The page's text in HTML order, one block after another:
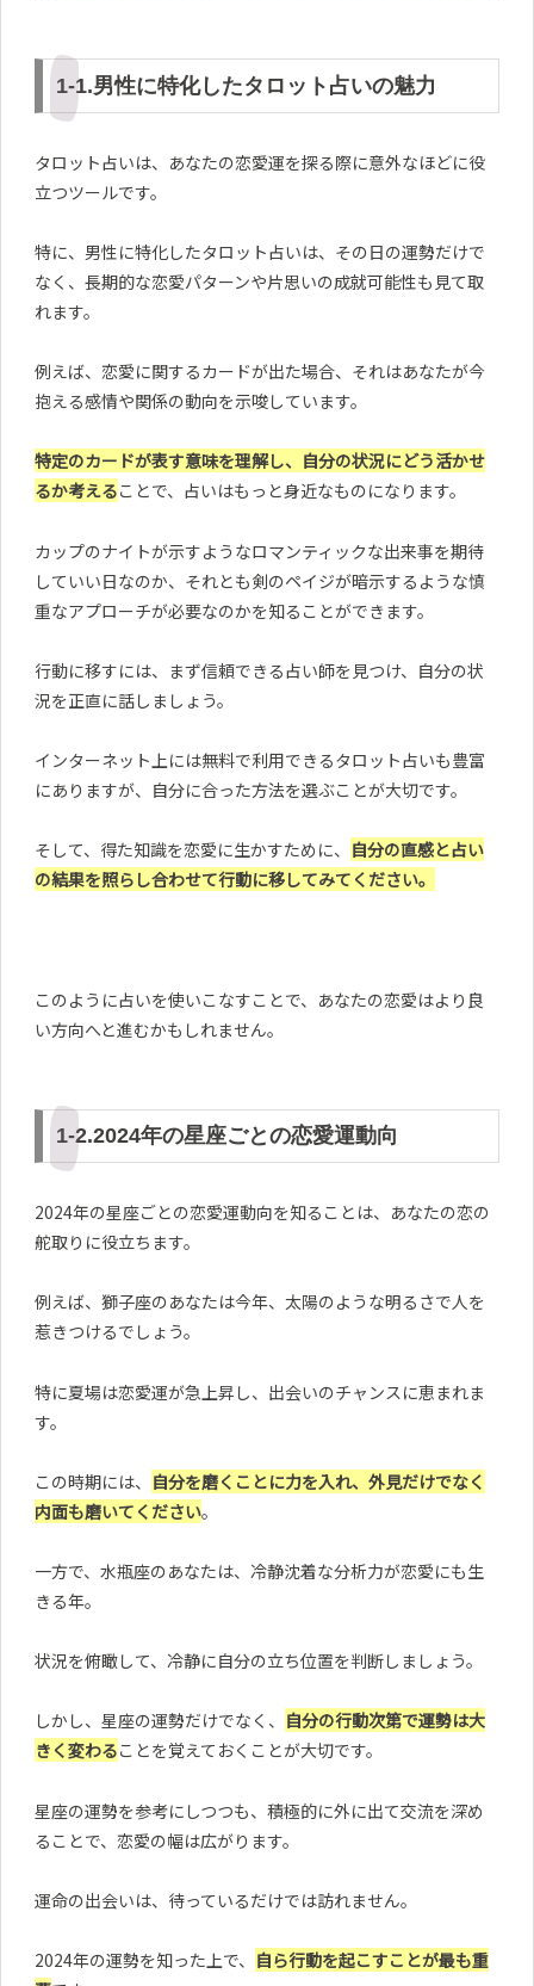
1-1.男性に特化したタロット占いの魅力
タロット占いは、あなたの恋愛運を探る際に意外なほどに役
立つツールです。
特に、男性に特化したタロット占いは、その日の運勢だけで
なく、長期的な恋愛パターンや片思いの成就可能性も見て取
れます。
例えば、恋愛に関するカードが出た場合、それはあなたが今
抱える感情や関係の動向を示唆しています。
特定のカードが表す意味を理解し、自分の状況にどう活かせ
るか考えることで、占いはもっと身近なものになります。
カップのナイトが示すようなロマンティックな出来事を期待
していい日なのか、それとも剣のペイジが暗示するような慎
重なアプローチが必要なのかを知ることができます。
行動に移すには、まず信頼できる占い師を見つけ、自分の状
況を正直に話しましょう。
インターネット上には無料で利用できるタロット占いも豊富
にありますが、自分に合った方法を選ぶことが大切です。
そして、得た知識を恋愛に生かすために、 自分の直感と占い
の結果を照らし合わせて行動に移してみてください。
このように占いを使いこなすことで、あなたの恋愛はより良
い方向へと進むかもしれません。
1-2.2024年の星座ごとの恋愛運動向
2024年の星座ごとの恋愛運動向を知ることは、あなたの恋の
舵取りに役立ちます。
例えば、獅子座のあなたは今年、太陽のような明るさで人を
惹きつけるでしょう。
特に夏場は恋愛運が急上昇し、出会いのチャンスに恵まれま
す。
この時期には、 自分を磨くことに力を入れ、外見だけでなく
内面も磨いてください。
一方で、水瓶座のあなたは、冷静沈着な分析力が恋愛にも生
きる年。
状況を俯瞰して、冷静に自分の立ち位置を判断しましょう。
しかし、星座の運勢だけでなく、 自分の行動次第で運勢は大
きく変わることを覚えておくことが大切です。
星座の運勢を参考にしつつも、積極的に外に出て交流を深め
ることで、恋愛の幅は広がります。
運命の出会いは、待っているだけでは訪れません。
2024年の運勢を知った上で、 自ら行動を起こすことが最も重